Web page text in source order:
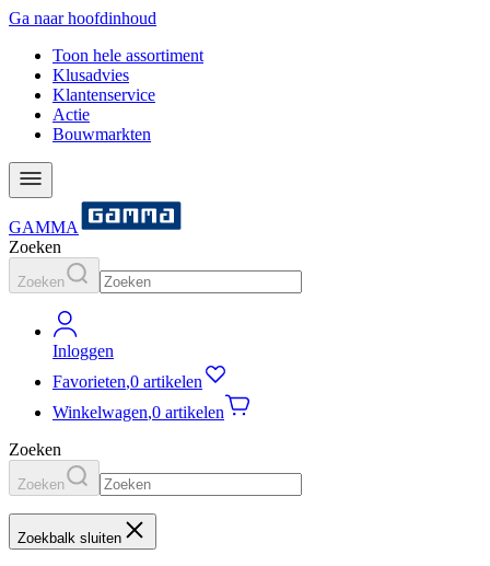
Ga naar hoofdinhoud
Toon hele assortiment
Klusadvies
Klantenservice
Actie
Bouwmarkten
GAMMA
Zoeken
Zoeken
Inloggen
Favorieten,0 artikelen
Winkelwagen,0 artikelen
Zoeken
Zoeken
Zoekbalk sluiten